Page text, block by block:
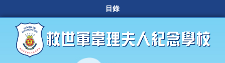
目錄